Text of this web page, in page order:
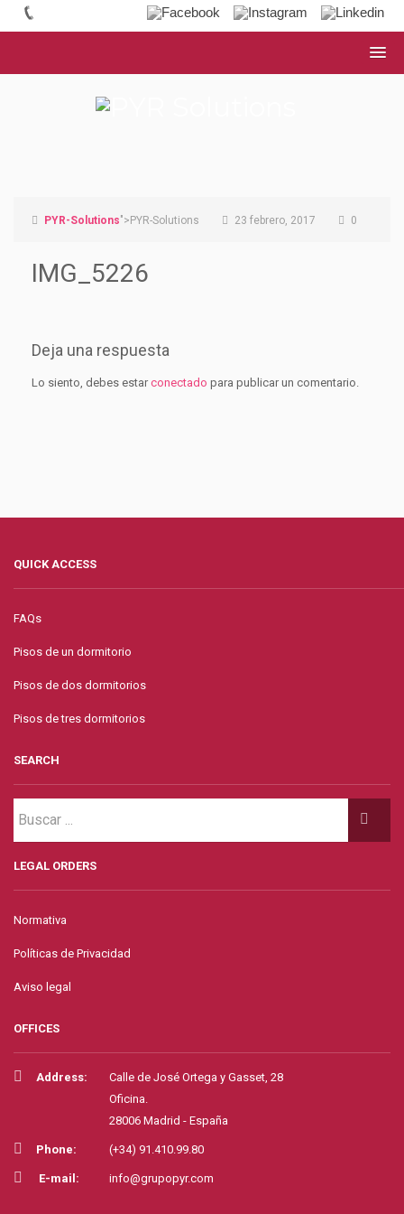
PYR-Solutions">PYR-Solutions 23 febrero, 2017 0
IMG_5226
Deja una respuesta
Lo siento, debes estarconectado para publicar un comentario.
QUICK ACCESS
FAQs
Pisos de un dormitorio
Pisos de dos dormitorios
Pisos de tres dormitorios
SEARCH
LEGAL ORDERS
Normativa
Políticas de Privacidad
Aviso legal
OFFICES
Address:
Calle de José Ortega y Gasset, 28
Oficina.
28006 Madrid - España
Phone: (+34) 91.410.99.80
E-mail: info@grupopyr.com